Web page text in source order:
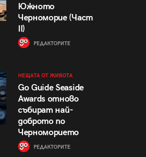
Южното
Черноморие (Част
II)
РЕДАКТОРИТЕ
НЕЩАТА ОТ ЖИВОТА
Go Guide Seaside
Awards отново
събират най-
доброто по
Черноморието
РЕДАКТОРИТЕ